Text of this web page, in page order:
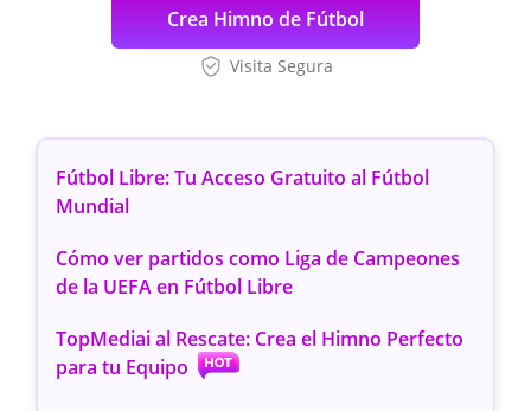
Crea Himno de Fútbol
Visita Segura
Fútbol Libre: Tu Acceso Gratuito al Fútbol
Mundial
Cómo ver partidos como Liga de Campeones
de la UEFA en Fútbol Libre
TopMediai al Rescate: Crea el Himno Perfecto
para tu Equipo